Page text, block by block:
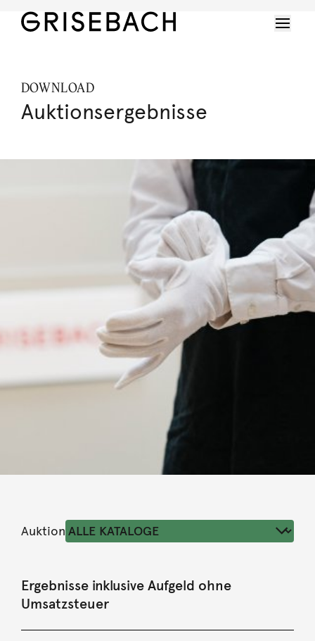
DOWNLOAD
Auktionsergebnisse
Auktion
Ergebnisse inklusive Aufgeld ohne
Umsatzsteuer